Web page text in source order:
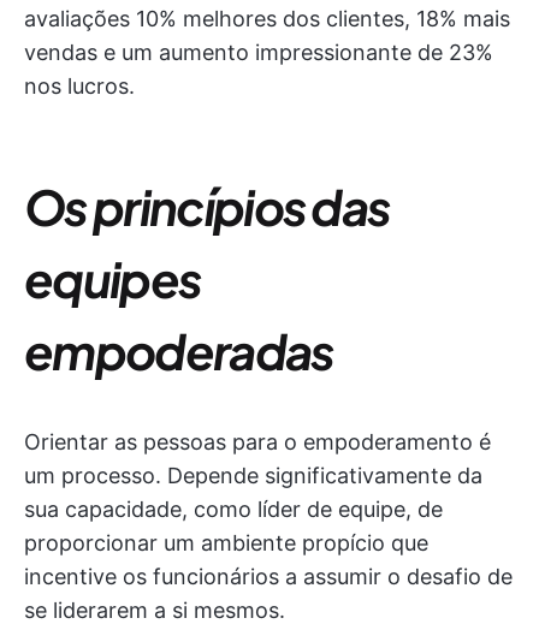
avaliações 10% melhores dos clientes, 18% mais
vendas e um aumento impressionante de 23%
nos lucros.
Os princípios das
equipes
empoderadas
Orientar as pessoas para o empoderamento é
um processo. Depende significativamente da
sua capacidade, como líder de equipe, de
proporcionar um ambiente propício que
incentive os funcionários a assumir o desafio de
se liderarem a si mesmos.